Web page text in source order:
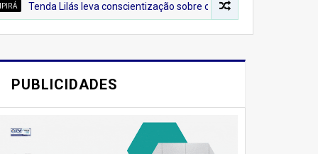
leva conscientização sobre o combate à violência contra a mulher
PUBLICIDADES